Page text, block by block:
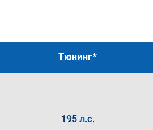
Тюнинг*
195 л.с.